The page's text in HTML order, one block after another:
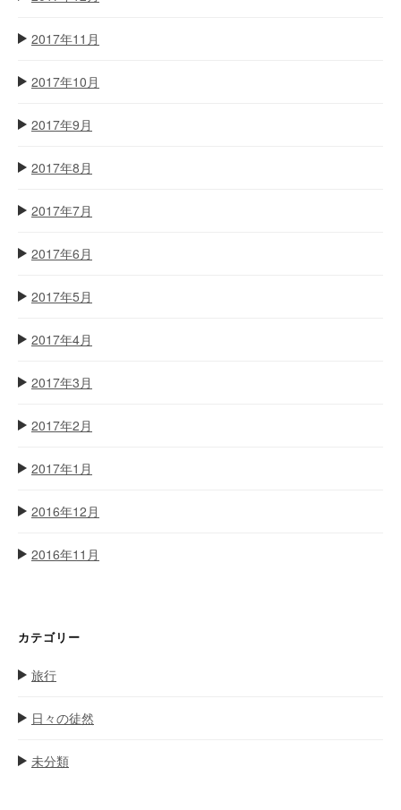
2017年11月
2017年10月
2017年9月
2017年8月
2017年7月
2017年6月
2017年5月
2017年4月
2017年3月
2017年2月
2017年1月
2016年12月
2016年11月
カテゴリー
旅行
日々の徒然
未分類